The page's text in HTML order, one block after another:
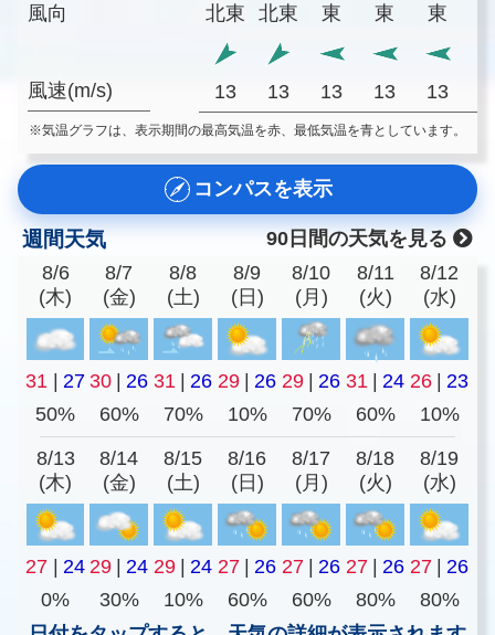
風向
風速(m/s)
北東
北東 東 東 東
13 13 13 13 13
※気温グラフは、表示期間の最高気温を赤、最低気温を青としています。
コンパスを表示
週間天気
90日間の天気を見る
8/6
(木)
8/7
(金)
8/8
(土)
8/9
(日)
8/10
(月)
8/11
(火)
8/12
(水)
31 27 30 26 31 26 29 26 29 26 31 24 26
23
50%
60% 70% 10% 70% 60% 10%
8/13
(木)
8/14
(金)
8/15
(土)
8/16
(日)
8/17
(月)
8/18
(火)
8/19
(水)
27 24 29 24 29 24 27 26 27 26 27 26 27
26
0%
30% 10% 60% 60% 80%
80%